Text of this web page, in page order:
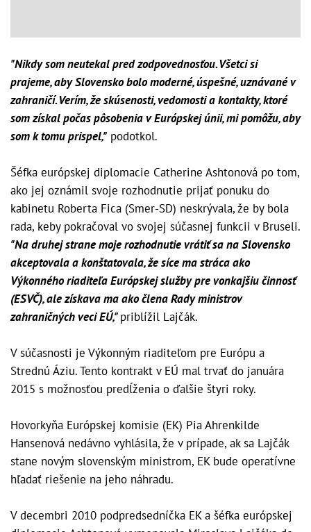
"Nikdy som neutekal pred zodpovednosťou. Všetci si
prajeme, aby Slovensko bolo moderné, úspešné, uznávané v
zahraničí. Verím, že skúsenosti, vedomosti a kontakty, ktoré
som získal počas pôsobenia v Európskej únii, mi pomôžu, aby
som k tomu prispel," podotkol.
Šéfka európskej diplomacie Catherine Ashtonová po tom,
ako jej oznámil svoje rozhodnutie prijať ponuku do
kabinetu Roberta Fica (Smer-SD) neskrývala, že by bola
rada, keby pokračoval vo svojej súčasnej funkcii v Bruseli.
"Na druhej strane moje rozhodnutie vrátiť sa na Slovensko
akceptovala a konštatovala, že síce ma stráca ako
Výkonného riaditeľa Európskej služby pre vonkajšiu činnosť
(ESVČ), ale získava ma ako člena Rady ministrov
zahraničných veci EÚ,"priblížil Lajčák.
V súčasnosti je Výkonným riaditeľom pre Európu a
Strednú Áziu. Tento kontrakt v EÚ mal trvať do januára
2015 s možnosťou predĺženia o ďalšie štyri roky.
Hovorkyňa Európskej komisie (EK) Pia Ahrenkilde
Hansenová nedávno vyhlásila, že v prípade, ak sa Lajčák
stane novým slovenským ministrom, EK bude operatívne
hľadať riešenie na jeho náhradu.
V decembri 2010 podpredsedníčka EK a šéfka európskej